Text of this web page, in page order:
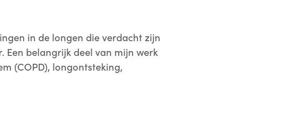
in de longen die verdacht zijn
Een belangrijk deel van mijn werk
(COPD), longontsteking,